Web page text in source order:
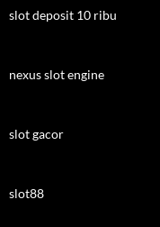
slot deposit 10 ribu
nexus slot engine
slot gacor
slot88